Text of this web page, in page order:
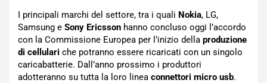
I principali marchi del settore, tra i quali Nokia, LG,
Samsung e Sony Ericsson hanno concluso oggi l’accordo
con la Commissione Europea per l’inizio della produzione
di cellulari che potranno essere ricaricati con un singolo
caricabatterie. Dall’anno prossimo i produttori
adotteranno su tutta la loro linea connettori micro usb.